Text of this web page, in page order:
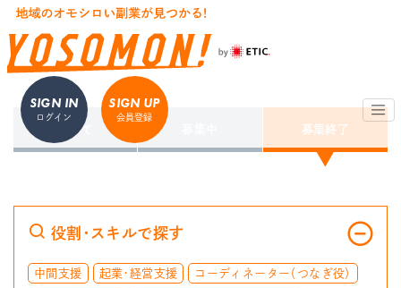
SIGN IN
ログイン
SIGN UP
会員登録
すべて 募集終了
役割・スキルで探す
中間支援 起業・経営支援 コーディネーター（つなぎ役）